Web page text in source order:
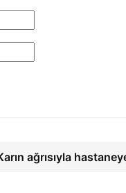
ağrısıyla